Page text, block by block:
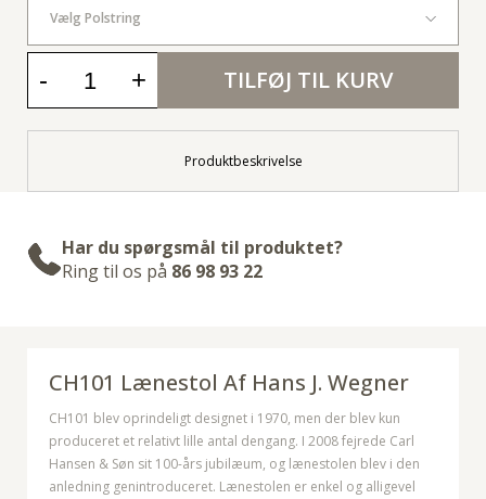
Vælg Polstring
- + TILFØJ TIL KURV
Produktbeskrivelse
Har du spørgsmål til produktet?
Ring til os på 86 98 93 22
CH101 Lænestol Af Hans J. Wegner
CH101 blev oprindeligt designet i 1970, men der blev kun
produceret et relativt lille antal dengang. I 2008 fejrede Carl
Hansen & Søn sit 100-års jubilæum, og lænestolen blev i den
anledning genintroduceret. Lænestolen er enkel og alligevel